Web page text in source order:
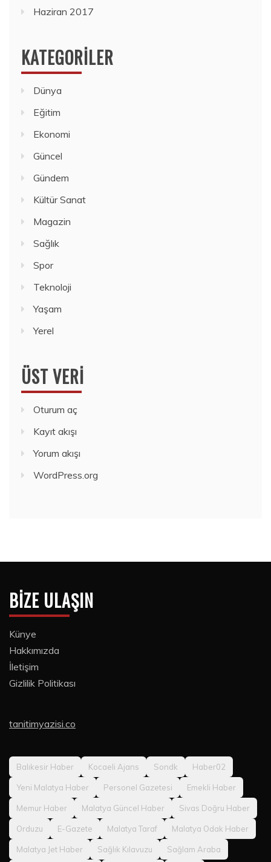
Haziran 2017
KATEGORILER
Dünya
Eğitim
Ekonomi
Güncel
Gündem
Kültür Sanat
Magazin
Sağlık
Spor
Teknoloji
Yaşam
Yerel
ÜST VERI
Oturum aç
Kayıt akışı
Yorum akışı
WordPress.org
BIZE ULAŞIN
Künye
Hakkımızda
İletişim
Gizlilik Politikası
tanitimyazisi.co
Balıkesir Haber Kocaeli Ajans Sondk Haber02
Yeni Malatya Haber Personel Gazetesi Emekli Haber
Memur Haber Malatya Güncel Haber Sivas Doğru Haber
Orduzu E-Gazete Malatya Taraf Malatya Odak Haber
Malatya Jet Haber Sağlık Kılavuzu Sağlam Araba